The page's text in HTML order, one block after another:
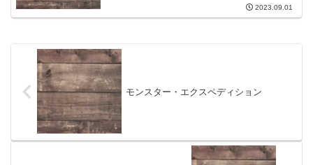
2023.09.01
モンスター・エクスペディション